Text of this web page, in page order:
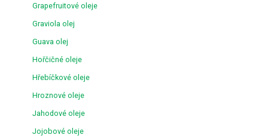
Grapefruitové oleje
Graviola olej
Guava olej
Hořčičné oleje
Hřebíčkové oleje
Hroznové oleje
Jahodové oleje
Jojobové oleje